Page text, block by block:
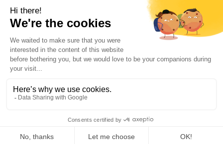
LANGUES
Français
English
2026Swiftask. Tous droits réservés.